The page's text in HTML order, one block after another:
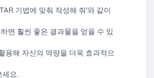
기법에 맞춰 작성해 줘'와 같이
면 훨씬 좋은 결과물을 얻을 수 있
용해 자신의 역량을 더욱 효과적으
세요.